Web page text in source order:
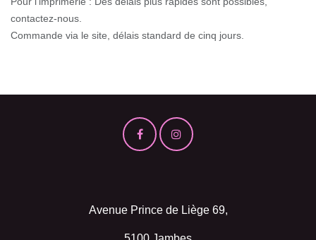
contactez-nous.
Commande via le site, délais standard de cinq jours.
Avenue Prince de Liège 69,